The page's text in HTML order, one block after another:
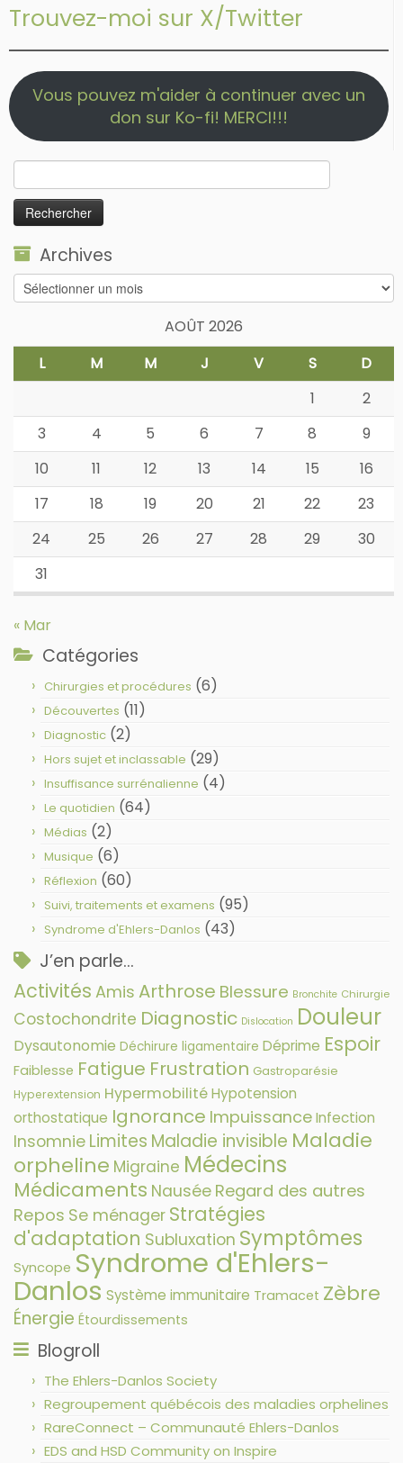
Trouvez-moi sur X/Twitter
Vous pouvez m'aider à continuer avec un
don sur Ko-fi! MERCI!!!
Rechercher :
Archives
Archives
AOÛT 2026
L
M M J V S
D
1
2
3
4 5 6 7 8
9
10
11 12 13 14 15
16
17
18 19 20 21 22
23
24
25 26 27 28 29
30
31
« Mar
Catégories
Chirurgies et procédures (6)
Découvertes (11)
Diagnostic (2)
Hors sujet et inclassable (29)
Insuffisance surrénalienne (4)
Le quotidien (64)
Médias (2)
Musique (6)
Réflexion (60)
Suivi, traitements et examens (95)
Syndrome d'Ehlers-Danlos (43)
J’en parle…
Activités Amis Arthrose Blessure Bronchite Chirurgie
Costochondrite Diagnostic Dislocation Douleur
Dysautonomie Déchirure ligamentaire Déprime Espoir
Faiblesse Fatigue Frustration Gastroparésie
Hyperextension HypermobilitéHypotension
orthostatique Ignorance ImpuissanceInfection
Insomnie Limites Maladie invisible Maladie
orpheline Migraine Médecins
Médicaments Nausée Regard des autres
Repos Se ménager Stratégies
d'adaptation Subluxation Symptômes
Syncope Syndrome d'Ehlers-
Danlos Système immunitaire Tramacet Zèbre
Énergie Étourdissements
Blogroll
The Ehlers-Danlos Society
Regroupement québécois des maladies orphelines
RareConnect – Communauté Ehlers-Danlos
EDS and HSD Community on Inspire